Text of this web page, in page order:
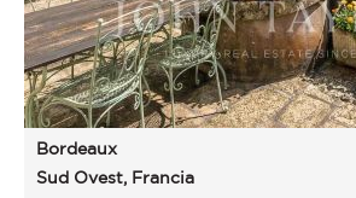
Bordeaux
Sud Ovest, Francia